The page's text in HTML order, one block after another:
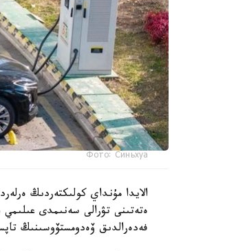
Фото: Синьхуа
الايدا مۇنداي كولىكتەردىڭ
ەتەتىنى تۋرالى سەنىمدى عىلىمي
فەدەرالدىق ۆەدومستۆوسىنىڭ